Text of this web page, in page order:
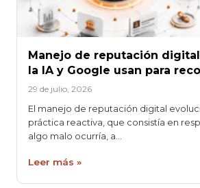
Manejo de reputación
la IA y Google usan para
29 de julio, 2026
El manejo de reputación digital
práctica reactiva, que consistía en
algo malo ocurría, a…
Leer más »